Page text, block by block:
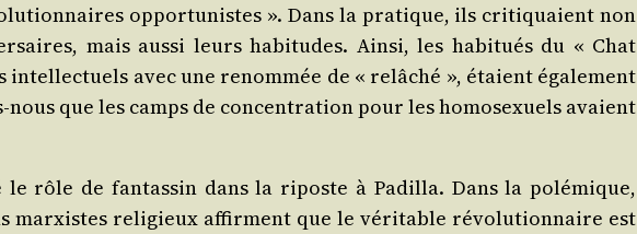
oppor­tu­nistes ». Dans la pra­tique, ils cri­ti­quaient non
mais aus­si leurs habi­tudes. Ain­si, les habi­tués du « Chat
avec une renom­mée de « relâ­ché », étaient éga­le­ment
que les camps de concen­tra­tion pour les homo­sexuels avaient
le rôle de fan­tas­sin dans la riposte à Padilla. Dans la polé­mique,
mar­xistes reli­gieux affirment que le véri­table révo­lu­tion­naire est